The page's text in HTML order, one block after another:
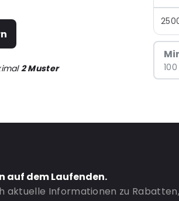
2 Muster
auf dem Laufenden.
aktuelle Informationen zu